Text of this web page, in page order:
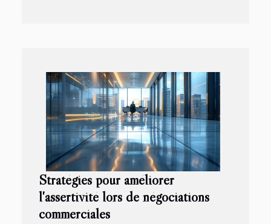
Stratégies pour améliorer
l'assertivité lors de négociations
commerciales